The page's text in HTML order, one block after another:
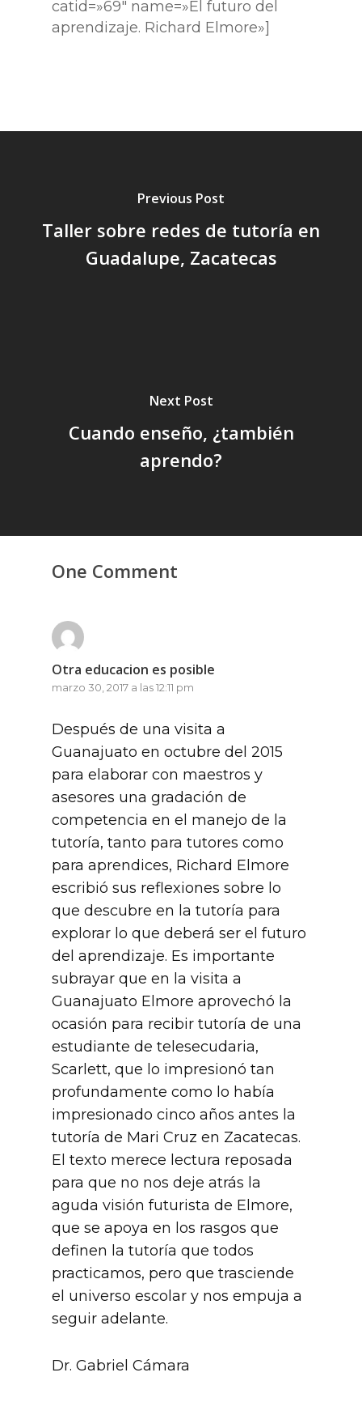
catid=»69″ name=»El futuro del
aprendizaje. Richard Elmore»]
Previous Post
Taller sobre redes de tutoría en
Guadalupe, Zacatecas
Next Post
Cuando enseño, ¿también
aprendo?
One Comment
Otra educacion es posible
marzo 30, 2017 a las 12:11 pm
Después de una visita a
Guanajuato en octubre del 2015
para elaborar con maestros y
asesores una gradación de
competencia en el manejo de la
tutoría, tanto para tutores como
para aprendices, Richard Elmore
escribió sus reflexiones sobre lo
que descubre en la tutoría para
explorar lo que deberá ser el futuro
del aprendizaje. Es importante
subrayar que en la visita a
Guanajuato Elmore aprovechó la
ocasión para recibir tutoría de una
estudiante de telesecudaria,
Scarlett, que lo impresionó tan
profundamente como lo había
impresionado cinco años antes la
tutoría de Mari Cruz en Zacatecas.
El texto merece lectura reposada
para que no nos deje atrás la
aguda visión futurista de Elmore,
que se apoya en los rasgos que
definen la tutoría que todos
practicamos, pero que trasciende
el universo escolar y nos empuja a
seguir adelante.
Dr. Gabriel Cámara